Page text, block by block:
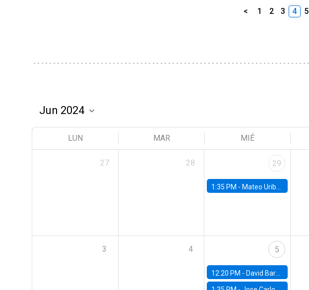
< 1 2 3 4 5
LUN MAR MIÉ
27 28 29
1:35 PM - Mateo Uribe-Castro, Universidad de los Andes (Colombia)
3 4 5
12:20 PM - David Bardey, Universidad de los Andes - CEDE